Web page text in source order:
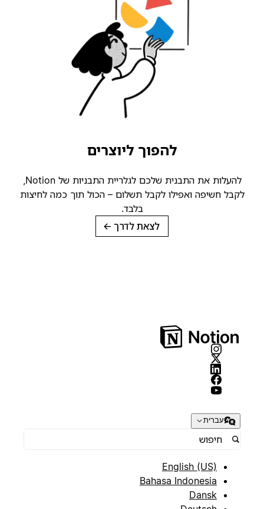
להפוך ליוצרים
להעלות את התבנית שלכם לגלריית התבניות של Notion,
לקבל חשיפה ואפילו לקבל תשלום – הכול תוך כמה לחיצות
בלבד.
לצאת לדרך→
עברית
English (US)
Bahasa Indonesia
Dansk